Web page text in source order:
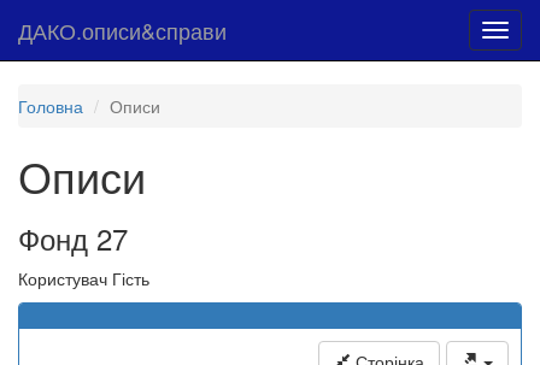
ДАКО.описи&справи
Головна Описи
Описи
Фонд 27
Користувач Гість